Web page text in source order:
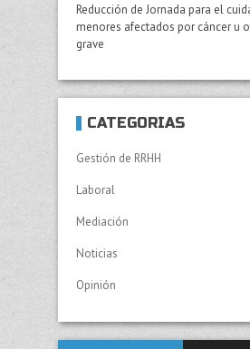
Reducción de Jornada para el
menores afectados por cáncer u
grave
CATEGORÍAS
Gestión de RRHH
Laboral
Mediación
Noticias
Opinión